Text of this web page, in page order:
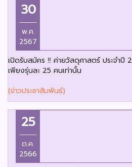
30
พ.ค.
2567
เปิดรับสมัคร ‼️ ค่ายวัสดุศาสตร์ ประจำปี
เพียงรุ่นละ 25 คนเท่านั้น
(ข่าวประชาสัมพันธ์)
25
ต.ค.
2566